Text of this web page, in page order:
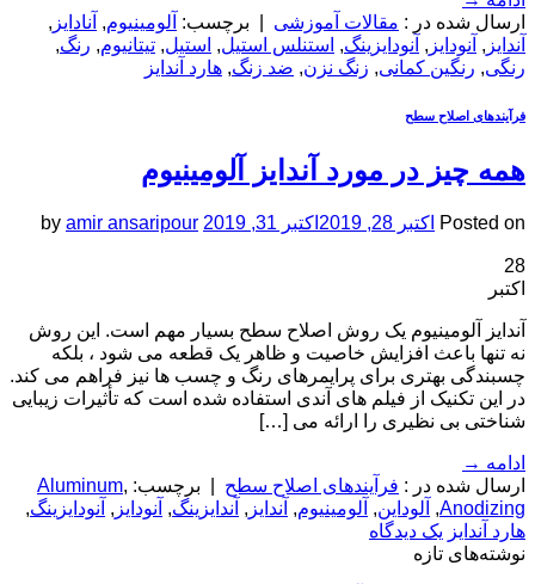
ارسال شده در : مقالات آموزشی برچسب: آلومینیوم, آنادایز ,
آندایز , آنودایز , آنودایزینگ, استنلس استیل, استیل, تیتانیوم, رنگ,
رنگی, رنگین کمانی, زنگ نزن, ضد زنگ, هارد آندایز
فرآیندهای اصلاح سطح
همه چیز در مورد آندایز آلومینیوم
Posted on اکتبر 28, 2019 اکتبر 31, 2019 by amir ansaripour
28
اکتبر
آندایز آلومینیوم یک روش اصلاح سطح بسیار مهم است. این روش
نه تنها باعث افزایش خاصیت و ظاهر یک قطعه می شود ، بلکه
چسبندگی بهتری برای پرایمرهای رنگ و چسب ها نیز فراهم می کند.
در این تکنیک از فیلم های آندی استفاده شده است که تأثیرات زیبایی
شناختی بی نظیری را ارائه می […]
ادامه →
ارسال شده در : فرآیندهای اصلاح سطح برچسب: Aluminum,
Anodizing
, آلوداین, آلومینیوم, آندایز , آندایزینگ, آنودایز , آنودایزینگ,
هارد آندایز یک دیدگاه
نوشته‌های تازه